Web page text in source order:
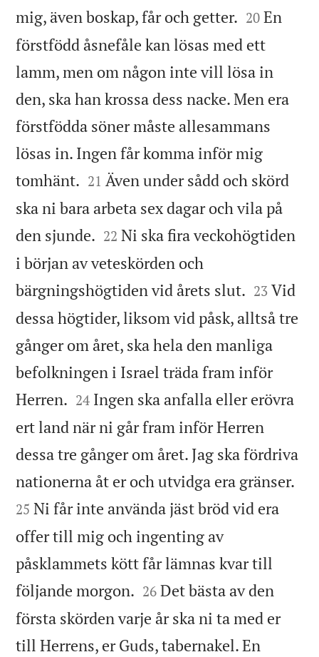
mig, även boskap, får och getter. 

20 En
förstfödd åsnefåle kan lösas med ett
lamm, men om någon inte vill lösa in
den, ska han krossa dess nacke. Men era
förstfödda söner måste allesammans
lösas in. Ingen får komma inför mig
tomhänt. 

21 Även under sådd och skörd
ska ni bara arbeta sex dagar och vila på
den sjunde. 

22 Ni ska fira veckohögtiden
i början av veteskörden och
bärgningshögtiden vid årets slut. 

23 Vid
dessa högtider, liksom vid påsk, alltså tre
gånger om året, ska hela den manliga
befolkningen i Israel träda fram inför
Herren. 

24 Ingen ska anfalla eller erövra
ert land när ni går fram inför Herren
dessa tre gånger om året. Jag ska fördriva
nationerna åt er och utvidga era gränser.
25 Ni får inte använda jäst bröd vid era
offer till mig och ingenting av
påsklammets kött får lämnas kvar till
följande morgon. 

26 Det bästa av den
första skörden varje år ska ni ta med er
till Herrens, er Guds, tabernakel. En